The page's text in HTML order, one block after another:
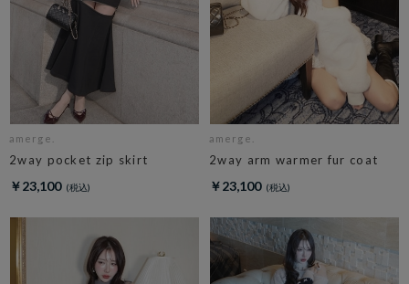
amerge.
2way pocket zip skirt
￥23,100
amerge.
2way arm warmer fur coat
￥23,100